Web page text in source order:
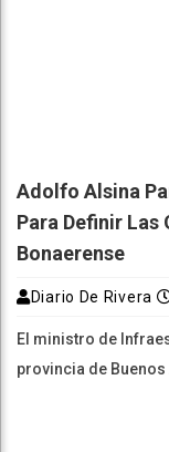
Adolfo Alsina
Para Definir Las
Bonaerense
Diario De Rivera
El ministro de
provincia de